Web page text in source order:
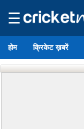
☰
होम क्रिकेट ख़बरें